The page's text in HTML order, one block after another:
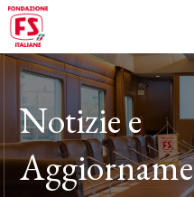
Notizie e